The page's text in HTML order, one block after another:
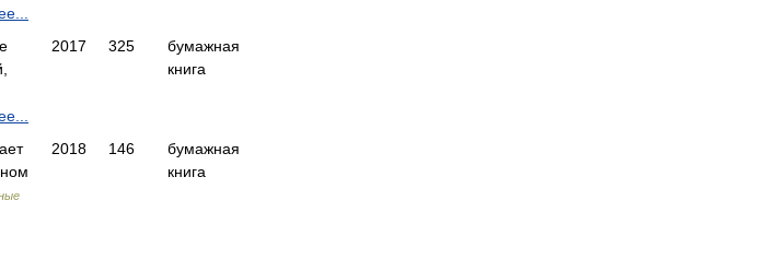
2017 325
бумажная
книга
2018 146
бумажная
книга